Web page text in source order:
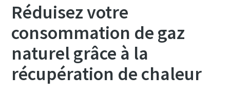
Réduisez votre
consommation de gaz
naturel grâce à la
récupération de chaleur